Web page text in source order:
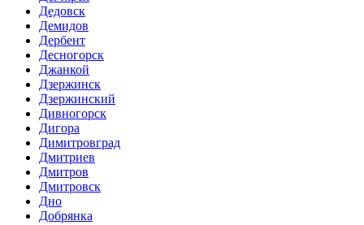
Дедовск
Демидов
Дербент
Десногорск
Джанкой
Дзержинск
Дзержинский
Дивногорск
Дигора
Димитровград
Дмитриев
Дмитров
Дмитровск
Дно
Добрянка